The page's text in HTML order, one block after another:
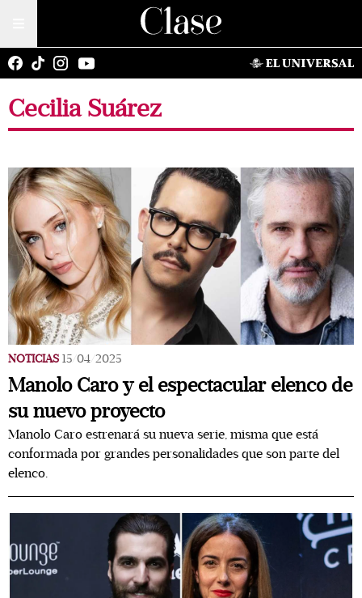
Cecilia Suárez
NOTICIAS 15/04/2025
Manolo Caro y el espectacular elenco de
su nuevo proyecto
Manolo Caro estrenará su nueva serie, misma que está
conformada por grandes personalidades que son parte del
elenco.